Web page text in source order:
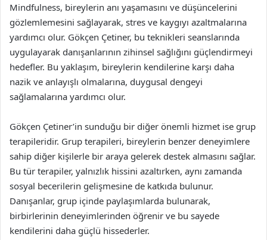
Mindfulness, bireylerin anı yaşamasını ve düşüncelerini
gözlemlemesini sağlayarak, stres ve kaygıyı azaltmalarına
yardımcı olur. Gökçen Çetiner, bu teknikleri seanslarında
uygulayarak danışanlarının zihinsel sağlığını güçlendirmeyi
hedefler. Bu yaklaşım, bireylerin kendilerine karşı daha
nazik ve anlayışlı olmalarına, duygusal dengeyi
sağlamalarına yardımcı olur.
Gökçen Çetiner’in sunduğu bir diğer önemli hizmet ise grup
terapileridir. Grup terapileri, bireylerin benzer deneyimlere
sahip diğer kişilerle bir araya gelerek destek almasını sağlar.
Bu tür terapiler, yalnızlık hissini azaltırken, aynı zamanda
sosyal becerilerin gelişmesine de katkıda bulunur.
Danışanlar, grup içinde paylaşımlarda bulunarak,
birbirlerinin deneyimlerinden öğrenir ve bu sayede
kendilerini daha güçlü hissederler.